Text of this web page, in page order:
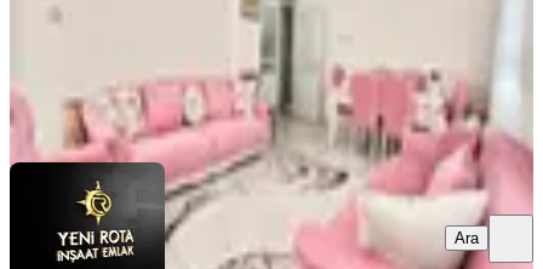
YENİ ROTA İNŞAAT EMLAK
Ara